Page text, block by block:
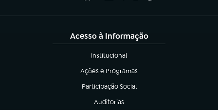
Acesso à Informação
Institucional
(abre em nova aba)
Ações e Programas
(abre em nova aba)
Participação Social
(abre em nova aba)
Auditorias
(abre em nova aba)